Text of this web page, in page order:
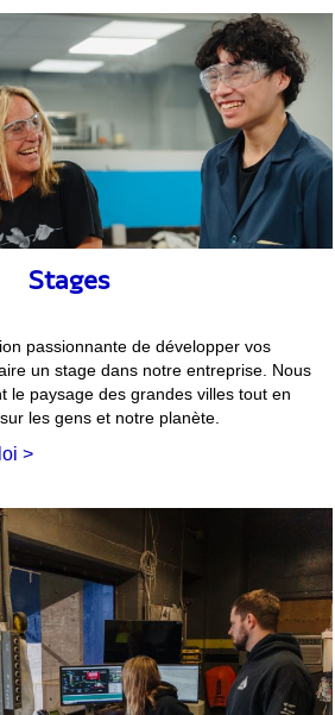
Stages
passionnante de développer vos
un stage dans notre entreprise. Nous
le paysage des grandes villes tout en
les gens et notre planète.
>